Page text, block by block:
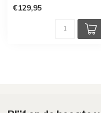
€129,95